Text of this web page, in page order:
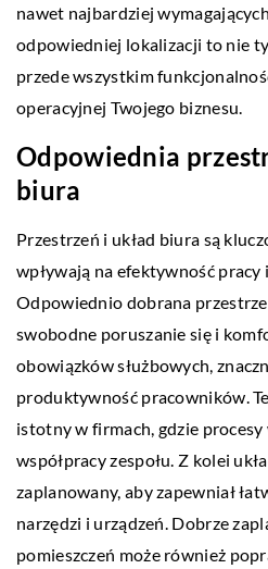
nawet najbardziej
odpowiedniej lokalizacji to nie
przede wszystkim
operacyjnej Twojego biznesu.
Odpowiednia
biura
Przestrzeń i układ biura są
wpływają na efektywność pracy
Odpowiednio dobrana
swobodne poruszanie się i
obowiązków służbowych,
produktywność pracowników.
istotny w firmach, gdzie
współpracy zespołu. Z kolei
zaplanowany, aby zapewniał
narzędzi i urządzeń. Dobrze
pomieszczeń może również